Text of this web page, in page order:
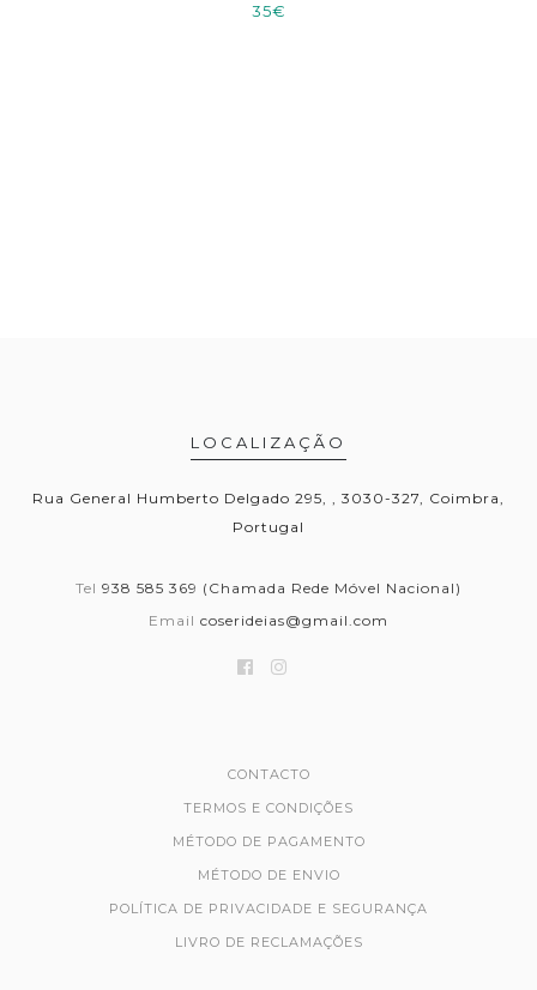
35€
LOCALIZAÇÃO
Rua General Humberto Delgado 295, , 3030-327, Coimbra,
Portugal
Tel 938 585 369 (Chamada Rede Móvel Nacional)
Email coserideias@gmail.com
CONTACTO
TERMOS E CONDIÇÕES
MÉTODO DE PAGAMENTO
MÉTODO DE ENVIO
POLÍTICA DE PRIVACIDADE E SEGURANÇA
LIVRO DE RECLAMAÇÕES